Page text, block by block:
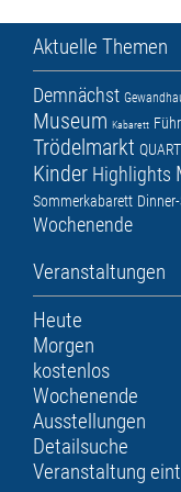
Aktuelle Themen
Demnächst
Museum Kabarett
Trödelmarkt
Kinder Highlights
Sommerkabarett
Wochenende
Veranstaltungen
Heute
Morgen
kostenlos
Wochenende
Ausstellungen
Detailsuche
Veranstaltung